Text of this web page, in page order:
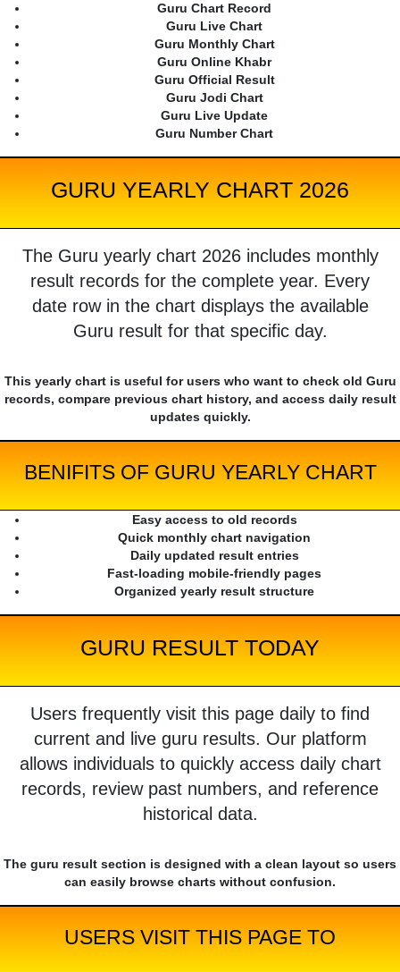
Guru Chart Record
Guru Live Chart
Guru Monthly Chart
Guru Online Khabr
Guru Official Result
Guru Jodi Chart
Guru Live Update
Guru Number Chart
GURU YEARLY CHART 2026
The Guru yearly chart 2026 includes monthly
result records for the complete year. Every
date row in the chart displays the available
Guru result for that specific day.
This yearly chart is useful for users who want to check old Guru
records, compare previous chart history, and access daily result
updates quickly.
BENIFITS OF GURU YEARLY CHART
Easy access to old records
Quick monthly chart navigation
Daily updated result entries
Fast-loading mobile-friendly pages
Organized yearly result structure
GURU RESULT TODAY
Users frequently visit this page daily to find
current and live guru results. Our platform
allows individuals to quickly access daily chart
records, review past numbers, and reference
historical data.
The guru result section is designed with a clean layout so users
can easily browse charts without confusion.
USERS VISIT THIS PAGE TO